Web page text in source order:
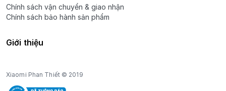
Chính sách vận chuyển & giao nhận
Chính sách bảo hành sản phẩm
Giới thiệu
Xiaomi Phan Thiết © 2019